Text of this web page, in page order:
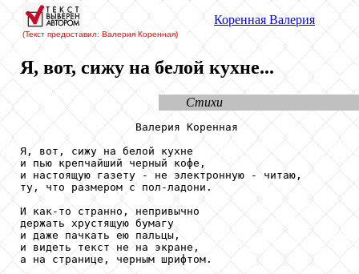
(Текст предоставил: Валерия Коренная)
Коренная Валерия
Я, вот, сижу на белой кухне...
Стихи
                  Валерия Коренная
Я, вот, сижу на белой кухне
и пью крепчайший черный кофе,
и настоящую газету - не электронную - читаю,
ту, что размером с пол-ладони.
И как-то странно, непривычно
держать хрустящую бумагу
и даже пачкать ею пальцы,
и видеть текст не на экране,
а на странице, черным шрифтом.